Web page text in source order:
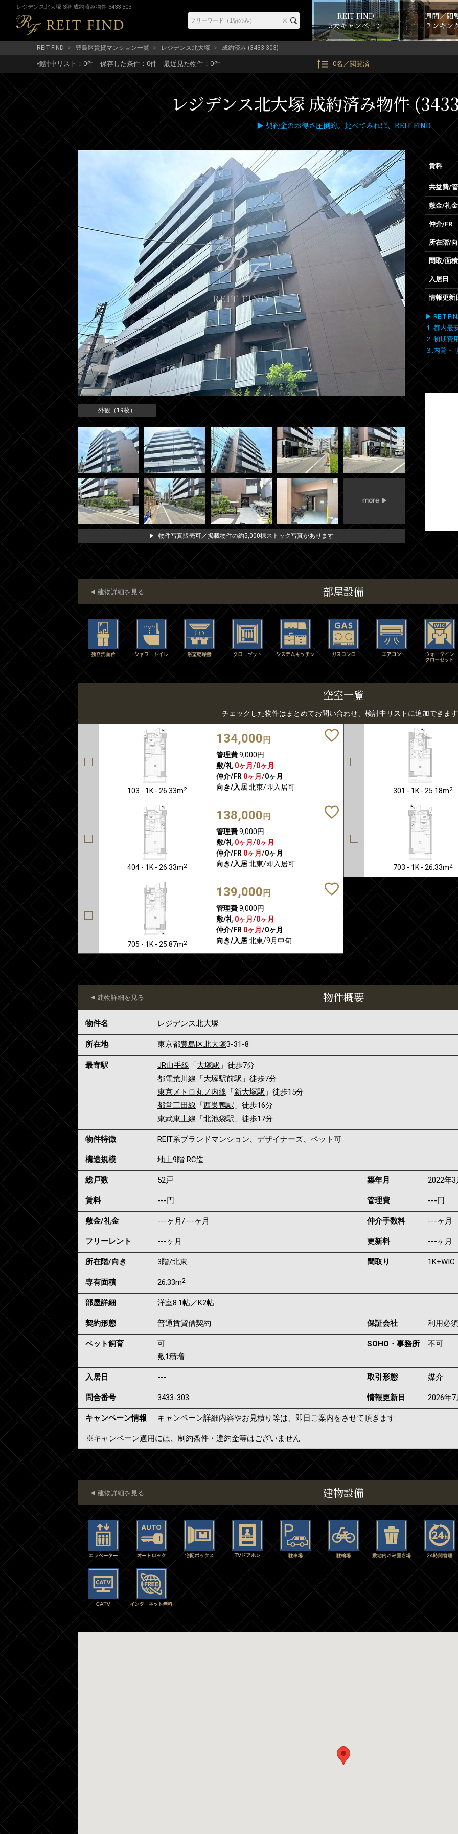
レジデンス北大塚 3階 成約済み物件 3433-303
REIT FIND
5大キャンペーン
週間／閲
ランキン
REIT FIND 豊島区賃貸マンション一覧 レジデンス北大塚 成約済み (3433-303)
検討中リスト： 0件 保存した条件： 0件 最近見た物件： 0件 0名／閲覧済
レジデンス北大塚 成約済み物件
▶ 契約金のお得さ圧倒的。比べてみれば、REIT FIND
外観（19枚）
物件写真販売可／掲載物件の約5,000棟ストック写真があります
賃料
共益費/
敷金/礼金
仲介/FR
所在階/
間取/面積
入居日
情報更新
▶ REIT
１.都内最
２.初期費
３.内覧・
部屋設備
建物詳細を見る
空室一覧
チェックした物件はまとめてお問い合わせ、検討中リストに追加できま
103 - 1K - 26.33m2
134,000 円
管理費9,000円
敷/礼 0ヶ月 /0ヶ月
仲介/FR 0ヶ月 /0ヶ月
向き/入居北東/即入居可 301 - 1K - 25.18m2
404 - 1K - 26.33m2
138,000 円
管理費9,000円
敷/礼 0ヶ月 /0ヶ月
仲介/FR 0ヶ月 /0ヶ月
向き/入居北東/即入居可 703 - 1K - 26.33m2
705 - 1K - 25.87m2
139,000 円
管理費9,000円
敷/礼 0ヶ月 /0ヶ月
仲介/FR 0ヶ月 /0ヶ月
向き/入居北東/9月中旬
物件概要
建物詳細を見る
物件名 レジデンス北大塚
所在地 東京都豊島区北大塚3-31-8
最寄駅 JR山手線 「大塚駅 」徒歩7分
都電荒川線 「大塚駅前駅 」徒歩7分
東京メトロ丸ノ内線 「新大塚駅 」徒歩15分
都営三田線 「西巣鴨駅 」徒歩16分
東武東上線 「北池袋駅 」徒歩17分
物件特徴 REIT系ブランドマンション、デザイナーズ、ペット可
構造規模 地上9階 RC造
総戸数 52戸 築年月 2022年3
賃料 ---円 管理費 ---円
敷金/礼金 ---ヶ月/---ヶ月 仲介手数料 ---ヶ月
フリーレント ---ヶ月 更新料 ---ヶ月
所在階/向き 3階/北東 間取り 1K+WIC
専有面積 26.33m2
部屋詳細 洋室8.1帖／K2帖
契約形態 普通賃貸借契約 保証会社 利用必須
ペット飼育
可
敷1積増
SOHO・事務所 不可
入居日 --- 取引形態 媒介
問合番号 3433-303 情報更新日 2026年
キャンペーン情報 キャンペーン詳細内容やお見積り等は、即日ご案内をさせて頂きます
※キャンペーン適用には、制約条件・違約金等はございません
建物設備
建物詳細を見る